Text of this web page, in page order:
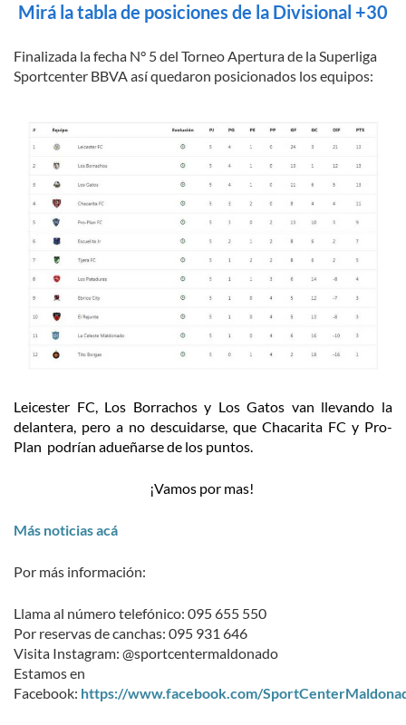
Mirá la tabla de posiciones de la Divisional +30
Finalizada la fecha N° 5 del Torneo Apertura de la Superliga
Sportcenter BBVA así quedaron posicionados los equipos:
Leicester FC, Los Borrachos y Los Gatos van llevando la
delantera, pero a no descuidarse, que Chacarita FC y Pro-
Plan podrían adueñarse de los puntos.
¡Vamos por mas!
Más noticias acá
Por más información:
Llama al número telefónico: 095 655 550
Por reservas de canchas: 095 931 646
Visita Instagram: @sportcentermaldonado
Estamos en
Facebook: https://www.facebook.com/